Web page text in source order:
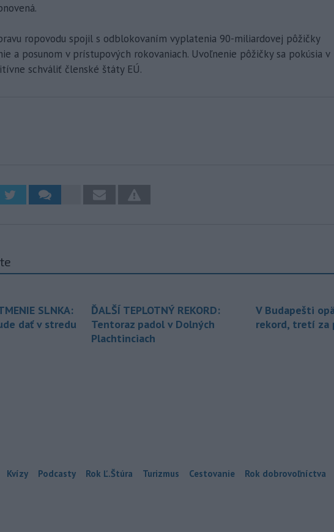
ropovodu spojil s odblokovaním vyplatenia 90-miliardovej pôžičky
a posunom v prístupových rokovaniach. Uvoľnenie pôžičky sa pokúsia v
schváliť členské štáty EÚ.
SLNKA:
dať v stredu
ĎALŠÍ TEPLOTNÝ REKORD:
Tentoraz padol v Dolných
Plachtinciach
V Budapešti
rekord, tretí za
Kvízy Podcasty Rok Ľ.Štúra Turizmus Cestovanie Rok dobrovoľníctva